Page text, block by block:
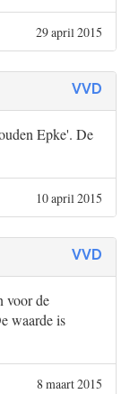
29 april 2015
VVD
Epke'. De
10 april 2015
VVD
voor de
waarde is
8 maart 2015